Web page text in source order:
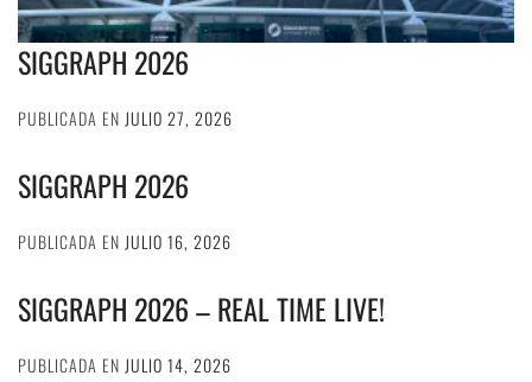
SIGGRAPH 2026
PUBLICADA EN JULIO 27, 2026
SIGGRAPH 2026
PUBLICADA EN JULIO 16, 2026
SIGGRAPH 2026 – REAL TIME LIVE!
PUBLICADA EN JULIO 14, 2026